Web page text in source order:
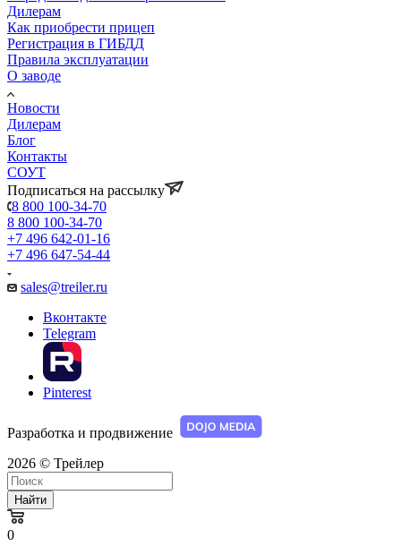
Дилерам
Как приобрести прицеп
Регистрация в ГИБДД
Правила эксплуатации
О заводе
Новости
Дилерам
Блог
Контакты
СОУТ
Подписаться на рассылку
8 800 100-34-70
8 800 100-34-70
+7 496 642-01-16
+7 496 647-54-44
sales@treiler.ru
Вконтакте
Telegram
Pinterest
Разработка и продвижение
2026 © Трейлер
Найти
0